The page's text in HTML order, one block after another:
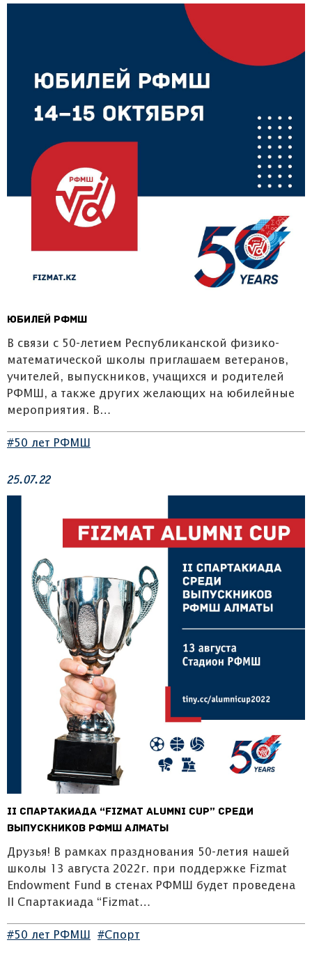
Юбилей РФМШ
В связи с 50-летием Республиканской физико-
математической школы приглашаем ветеранов,
учителей, выпускников, учащихся и родителей
РФМШ, а также других желающих на юбилейные
мероприятия. В…
#50 лет РФМШ
25.07.22
II Спартакиада “Fizmat Alumni Cup” среди
выпускников РФМШ Алматы
Друзья! В рамках празднования 50-летия нашей
школы 13 августа 2022г. при поддержке Fizmat
Endowment Fund в стенах РФМШ будет проведена
II Спартакиада “Fizmat…
#50 лет РФМШ #Спорт